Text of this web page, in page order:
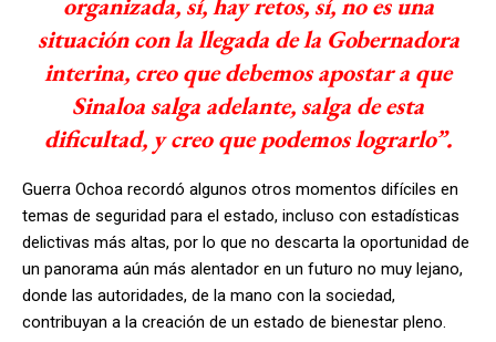
situación con la llegada de la Gobernadora
interina, creo que debemos apostar a que
Sinaloa salga adelante, salga de esta
dificultad, y creo que podemos lograrlo”.
Guerra Ochoa recordó algunos otros momentos difíciles en
temas de seguridad para el estado, incluso con estadísticas
delictivas más altas, por lo que no descarta la oportunidad de
un panorama aún más alentador en un futuro no muy lejano,
donde las autoridades, de la mano con la sociedad,
contribuyan a la creación de un estado de bienestar pleno.